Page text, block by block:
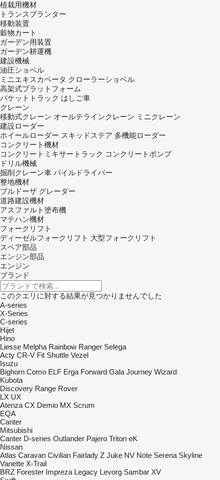
植栽用機材
トランスプランター
移動装置
穀物カート
ガーデン用装置
ガーデン耕運機
建設機械
油圧ショベル
ミニエキスカベータ クローラーショベル
高架式プラットフォーム
バケットトラック はしご車
クレーン
移動式クレーン オールテラインクレーン ミニクレーン
建設ローダー
ホイールローダー スキッドステア 多機能ローダー
コンクリート機材
コンクリートミキサートラック コンクリートポンプ
ドリル機械
掘削クレーン車 パイルドライバー
整地機材
ブルドーザ グレーダー
道路建設機材
アスファルト塗布機
マテハン機材
フォークリフト
ディーゼルフォークリフト 大型フォークリフト
スペア部品
エンジン部品
エンジン
ブランド
このクエリに対する結果が見つかりませんでした
A-series
X-Series
C-series
Hijet
Hino
Liesse Melpha Rainbow Ranger Selega
Acty CR-V Fit Shuttle Vezel
Isuzu
Bighorn Como ELF Erga Forward Gala Journey Wizard
Kubota
Discovery Range Rover
LX UX
Atenza CX Demio MX Scrum
EQA
Canter
Mitsubishi
Canter D-series Outlander Pajero Triton eK
Nissan
Atlas Caravan Civilian Fairlady Z Juke NV Note Serena Skyline
Vanette X-Trail
BRZ Forester Impreza Legacy Levorg Sambar XV